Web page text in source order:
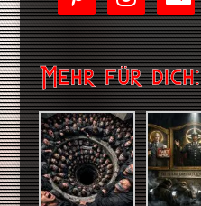
stripe
Mehr für dich: